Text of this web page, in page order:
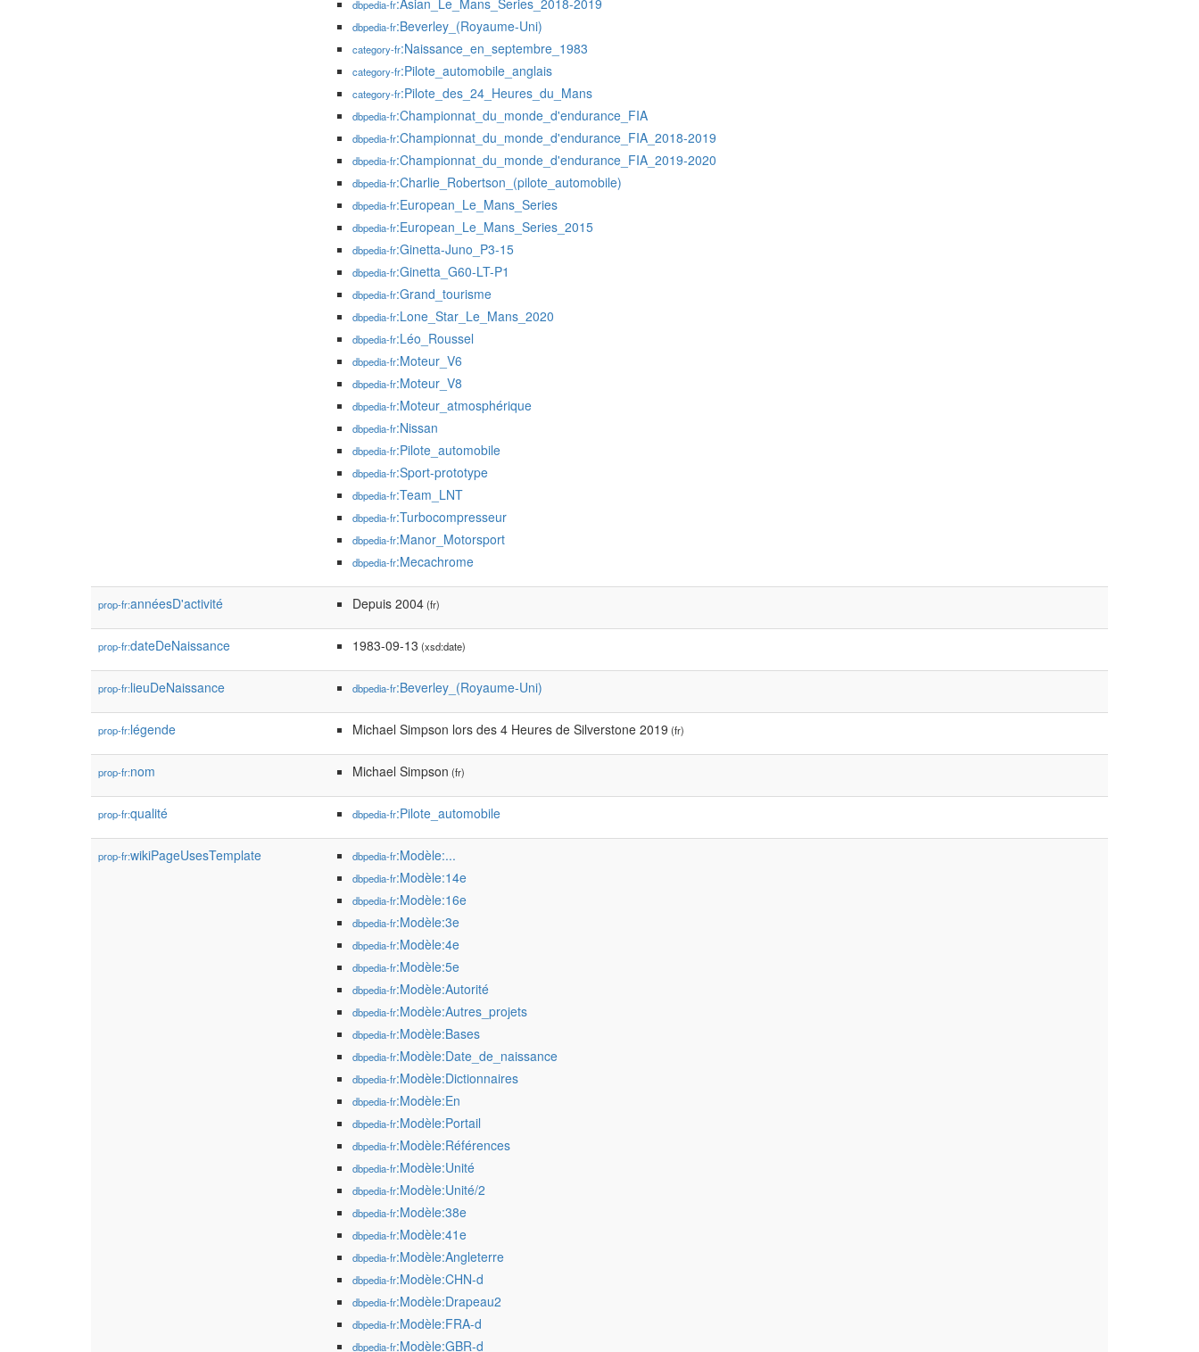
dbpedia-fr:Asian_Le_Mans_Series_2018-2019
dbpedia-fr:Beverley_(Royaume-Uni)
category-fr:Naissance_en_septembre_1983
category-fr:Pilote_automobile_anglais
category-fr:Pilote_des_24_Heures_du_Mans
dbpedia-fr:Championnat_du_monde_d'endurance_FIA
dbpedia-fr:Championnat_du_monde_d'endurance_FIA_2018-2019
dbpedia-fr:Championnat_du_monde_d'endurance_FIA_2019-2020
dbpedia-fr:Charlie_Robertson_(pilote_automobile)
dbpedia-fr:European_Le_Mans_Series
dbpedia-fr:European_Le_Mans_Series_2015
dbpedia-fr:Ginetta-Juno_P3-15
dbpedia-fr:Ginetta_G60-LT-P1
dbpedia-fr:Grand_tourisme
dbpedia-fr:Lone_Star_Le_Mans_2020
dbpedia-fr:Léo_Roussel
dbpedia-fr:Moteur_V6
dbpedia-fr:Moteur_V8
dbpedia-fr:Moteur_atmosphérique
dbpedia-fr:Nissan
dbpedia-fr:Pilote_automobile
dbpedia-fr:Sport-prototype
dbpedia-fr:Team_LNT
dbpedia-fr:Turbocompresseur
dbpedia-fr:Manor_Motorsport
dbpedia-fr:Mecachrome
prop-fr:annéesD'activité Depuis 2004(fr)
prop-fr:dateDeNaissance 1983-09-13 (xsd:date)
prop-fr:lieuDeNaissance dbpedia-fr:Beverley_(Royaume-Uni)
prop-fr:légende Michael Simpson lors des 4 Heures de Silverstone 2019 (fr)
prop-fr:nom Michael Simpson (fr)
prop-fr:qualité dbpedia-fr:Pilote_automobile
prop-fr:wikiPageUsesTemplate dbpedia-fr:Modèle:...
dbpedia-fr:Modèle:14e
dbpedia-fr:Modèle:16e
dbpedia-fr:Modèle:3e
dbpedia-fr:Modèle:4e
dbpedia-fr:Modèle:5e
dbpedia-fr:Modèle:Autorité
dbpedia-fr:Modèle:Autres_projets
dbpedia-fr:Modèle:Bases
dbpedia-fr:Modèle:Date_de_naissance
dbpedia-fr:Modèle:Dictionnaires
dbpedia-fr:Modèle:En
dbpedia-fr:Modèle:Portail
dbpedia-fr:Modèle:Références
dbpedia-fr:Modèle:Unité
dbpedia-fr:Modèle:Unité/2
dbpedia-fr:Modèle:38e
dbpedia-fr:Modèle:41e
dbpedia-fr:Modèle:Angleterre
dbpedia-fr:Modèle:CHN-d
dbpedia-fr:Modèle:Drapeau2
dbpedia-fr:Modèle:FRA-d
dbpedia-fr:Modèle:GBR-d